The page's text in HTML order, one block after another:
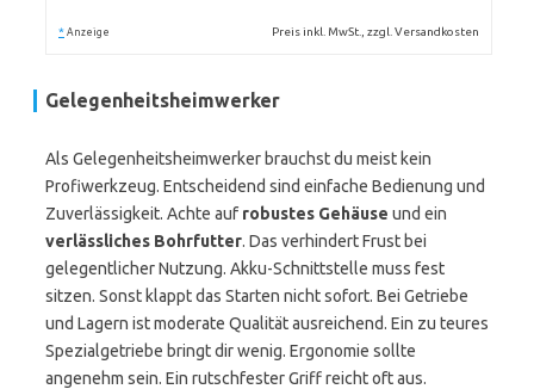
* Anzeige Preis inkl. MwSt., zzgl. Versandkosten
Gelegenheitsheimwerker
Als Gelegenheitsheimwerker brauchst du meist kein
Profiwerkzeug. Entscheidend sind einfache Bedienung und
Zuverlässigkeit. Achte auf robustes Gehäuse und ein
verlässliches Bohrfutter. Das verhindert Frust bei
gelegentlicher Nutzung. Akku-Schnittstelle muss fest
sitzen. Sonst klappt das Starten nicht sofort. Bei Getriebe
und Lagern ist moderate Qualität ausreichend. Ein zu teures
Spezialgetriebe bringt dir wenig. Ergonomie sollte
angenehm sein. Ein rutschfester Griff reicht oft aus.